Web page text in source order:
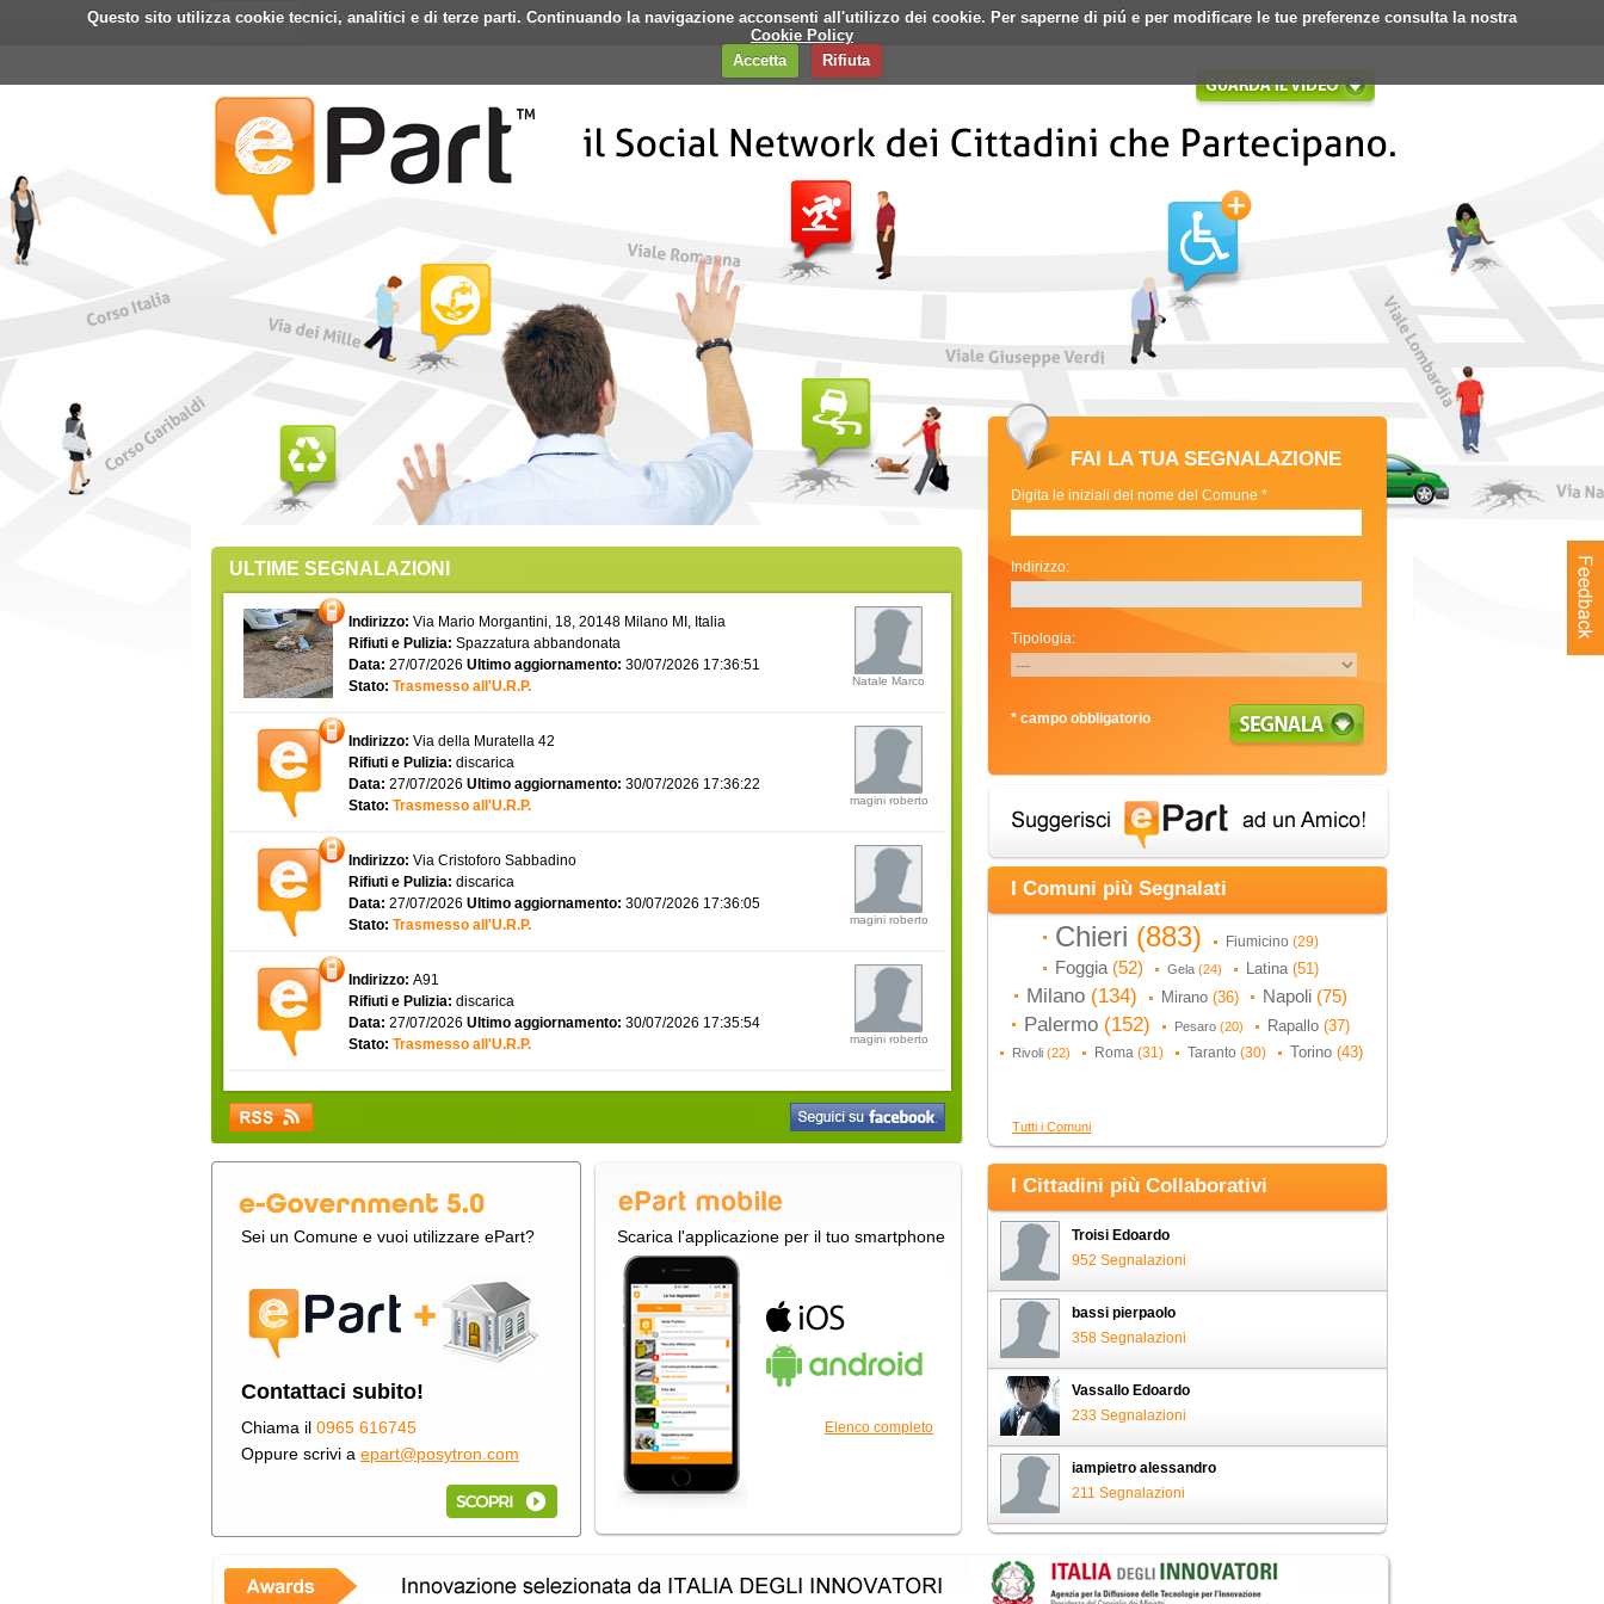
Questo sito utilizza cookie tecnici, analitici e di terze parti. Continuando la navigazione acconsenti all'utilizzo dei cookie. Per saperne di piú e per modificare le tue preferenze consulta la nostra
Cookie Policy
Accetta
Rifiuta
Home ePart Mobile Faq Contatti Banner Login Registrati
ULTIME SEGNALAZIONI
Indirizzo: Via Mario Morgantini, 18, 20148 Milano MI, Italia
Rifiuti e Pulizia: Spazzatura abbandonata
Data: 27/07/2026 Ultimo aggiornamento: 30/07/2026 17:36:51
Stato: Trasmesso all'U.R.P. Natale Marco
Indirizzo: Via della Muratella 42
Rifiuti e Pulizia: discarica
Data: 27/07/2026 Ultimo aggiornamento: 30/07/2026 17:36:22
Stato: Trasmesso all'U.R.P. magini roberto
Indirizzo: Via Cristoforo Sabbadino
Rifiuti e Pulizia: discarica
Data: 27/07/2026 Ultimo aggiornamento: 30/07/2026 17:36:05
Stato: Trasmesso all'U.R.P. magini roberto
Indirizzo: A91
Rifiuti e Pulizia: discarica
Data: 27/07/2026 Ultimo aggiornamento: 30/07/2026 17:35:54
Stato: Trasmesso all'U.R.P. magini roberto
Sei un Comune e vuoi utilizzare ePart?
Contattaci subito!
Chiama il 0965 616745
Oppure scrivi a epart@posytron.com
Scarica l'applicazione per il tuo smartphone
Elenco completo
FAI LA TUA SEGNALAZIONE
Digita le iniziali del nome del Comune *
Indirizzo:
Tipologia:
* campo obbligatorio
I Comuni più Segnalati
Chieri (883) Fiumicino (29)
Foggia (52) Gela (24) Latina (51)
Milano (134) Mirano (36) Napoli (75)
Palermo (152) Pesaro (20) Rapallo (37)
Rivoli (22) Roma (31) Taranto (30) Torino (43)
Tutti i Comuni
I Cittadini più Collaborativi
Troisi Edoardo
952 Segnalazioni
bassi pierpaolo
358 Segnalazioni
Vassallo Edoardo
233 Segnalazioni
iampietro alessandro
211 Segnalazioni